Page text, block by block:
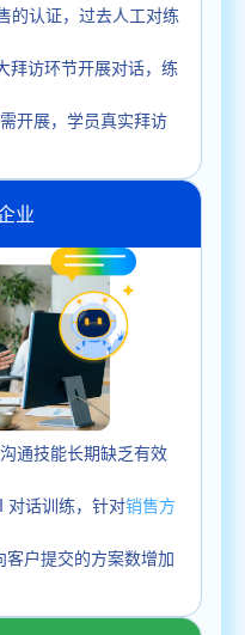
的认证，过去人工对练
拜访环节开展对话，练
开展，学员真实拜访
业
通技能长期缺乏有效
对话训练，针对销售方
户提交的方案数增加